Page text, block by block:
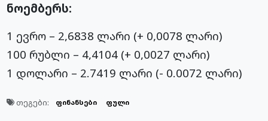
ნოემბერს:
1 ევრო – 2,6838 ლარი (+ 0,0078 ლარი)
100 რუბლი – 4,4104 (+ 0,0027 ლარი)
1 დოლარი – 2.7419 ლარი (- 0.0072 ლარი)
თეგები: ფინანსები ფული